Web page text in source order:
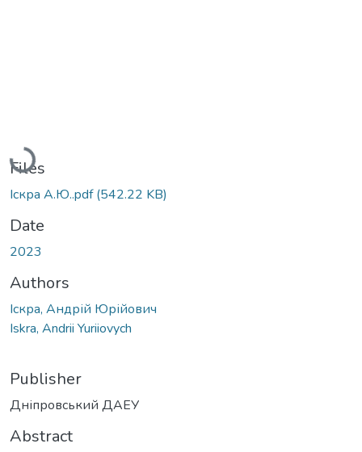
Loading...
Files
Іскра А.Ю..pdf(542.22 KB)
Date
2023
Authors
Іскра, Андрій Юрійович
Iskra, Andrii Yuriiovych
Publisher
Дніпровський ДАЕУ
Abstract